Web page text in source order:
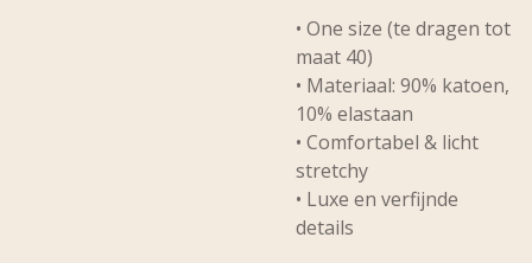
• One size (te dragen tot
maat 40)
• Materiaal: 90% katoen,
10% elastaan
• Comfortabel & licht
stretchy
• Luxe en verfijnde
details